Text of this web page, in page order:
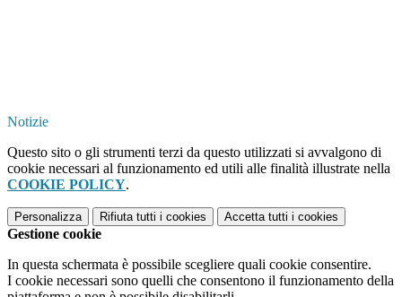
Notizie
Questo sito o gli strumenti terzi da questo utilizzati si avvalgono di
cookie necessari al funzionamento ed utili alle finalità illustrate nella
COOKIE POLICY.
Personalizza Rifiuta tutti i cookies Accetta tutti i cookies
Gestione cookie
In questa schermata è possibile scegliere quali cookie consentire.
I cookie necessari sono quelli che consentono il funzionamento della